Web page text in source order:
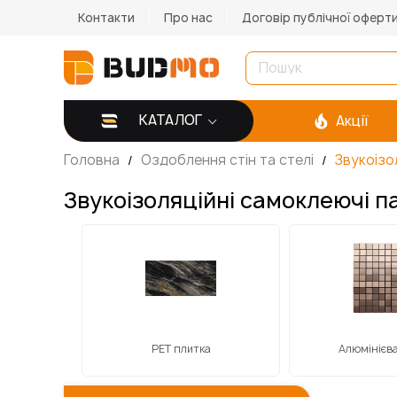
Контакти Про нас Договір публічної оферти
КАТАЛОГ Акції
Головна Оздоблення стін та стелі
Звукоізоляційні самоклеючі
РЕТ плитка